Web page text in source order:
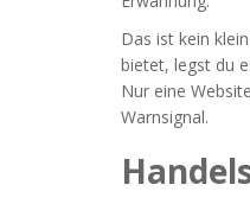
Das ist kein
bietet, legst du
Nur eine
Warnsignal.